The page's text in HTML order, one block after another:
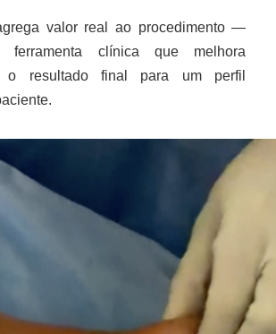
valor real ao procedimento —
clínica que melhora
o resultado final para um perfil